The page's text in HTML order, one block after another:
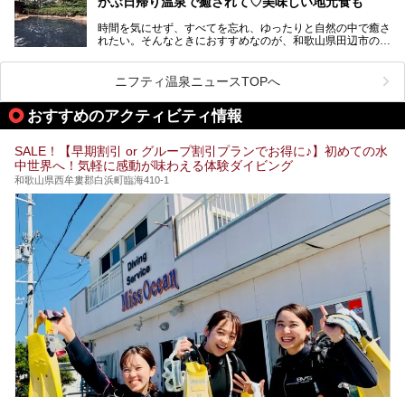
提供元：大江戸温泉物語ホテルズ＆リゾーツ株式会社【P
この記事は大江戸温泉物語Premium 白浜彩朝楽のPR記事で
す。
そこで今回は、白浜温泉ビギナー向けの基本情報をご紹介し
浜温泉を訪れるなら外せない観光スポットも合わせてご紹介
します。
時間を気にせず、すべてを忘れ、ゆったりと自然の中で癒さ
れたい。そんなときにおすすめなのが、和歌山県田辺市の
の豊かな山々を眺めながら、どんどん期待が膨らみますよ。
「わたらせ温泉」では、温泉に入れるだけではなく、地元の
特産品を使った食事をいただける「露天食堂」でお腹も満た
すことができます。ぜひチェックしてくださいね。
ニフティ温泉ニュースTOPへ
おすすめのアクティビティ情報
SALE！【早期割引 or グループ割引プランでお得に♪】初めての水
中世界へ！気軽に感動が味わえる体験ダイビング
和歌山県西牟婁郡白浜町臨海410-1